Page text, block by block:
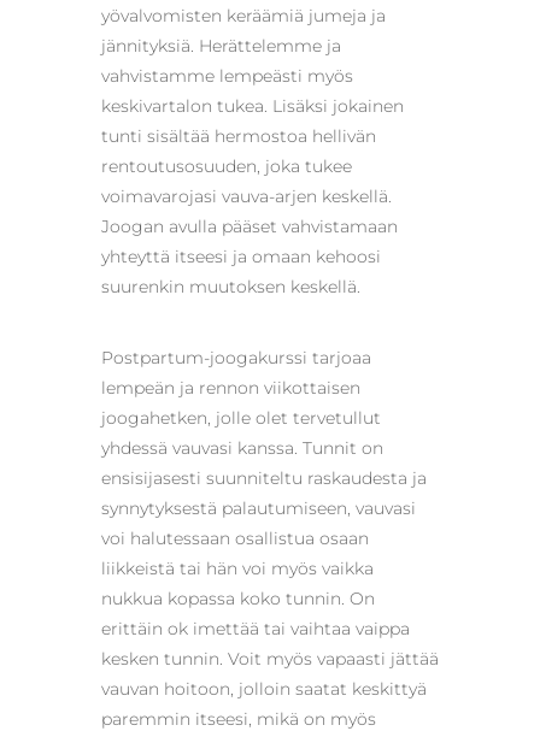
yövalvomisten keräämiä jumeja ja
jännityksiä. Herättelemme ja
vahvistamme lempeästi myös
keskivartalon tukea. Lisäksi jokainen
tunti sisältää hermostoa hellivän
rentoutusosuuden, joka tukee
voimavarojasi vauva-arjen keskellä.
Joogan avulla pääset vahvistamaan
yhteyttä itseesi ja omaan kehoosi
suurenkin muutoksen keskellä.
Postpartum-joogakurssi tarjoaa
lempeän ja rennon viikottaisen
joogahetken, jolle olet tervetullut
yhdessä vauvasi kanssa. Tunnit on
ensisijasesti suunniteltu raskaudesta ja
synnytyksestä palautumiseen, vauvasi
voi halutessaan osallistua osaan
liikkeistä tai hän voi myös vaikka
nukkua kopassa koko tunnin. On
erittäin ok imettää tai vaihtaa vaippa
kesken tunnin. Voit myös vapaasti jättää
vauvan hoitoon, jolloin saatat keskittyä
paremmin itseesi, mikä on myös